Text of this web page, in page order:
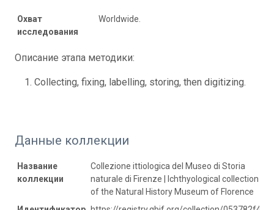
Охват
исследования
Worldwide.
Описание этапа методики:
Collecting, fixing, labelling, storing, then digitizing.
Данные коллекции
Название
коллекции
Collezione ittiologica del Museo di Storia
naturale di Firenze | Ichthyological collection
of the Natural History Museum of Florence